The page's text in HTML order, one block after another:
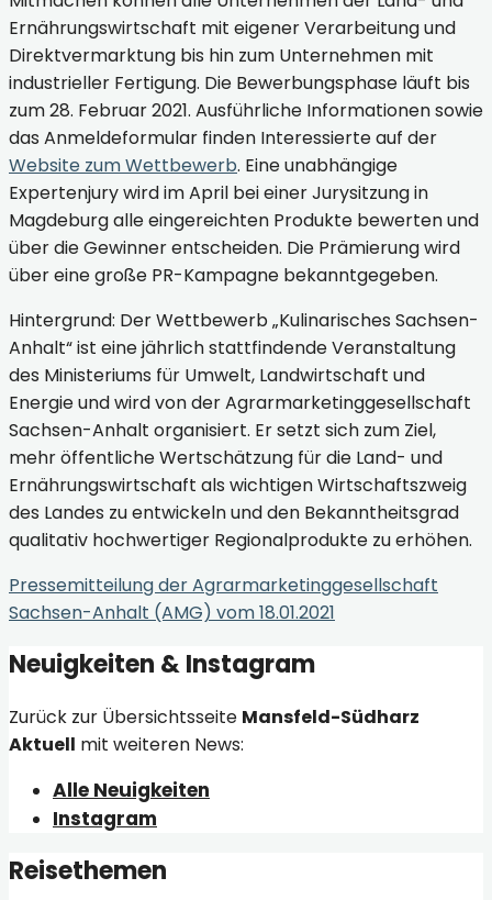
Ernährungswirtschaft mit eigener Verarbeitung und
Direktvermarktung bis hin zum Unternehmen mit
industrieller Fertigung. Die Bewerbungsphase läuft bis
zum 28. Februar 2021. Ausführliche Informationen sowie
das Anmeldeformular finden Interessierte auf der
Website zum Wettbewerb. Eine unabhängige
Expertenjury wird im April bei einer Jurysitzung in
Magdeburg alle eingereichten Produkte bewerten und
über die Gewinner entscheiden. Die Prämierung wird
über eine große PR-Kampagne bekanntgegeben.
Hintergrund: Der Wettbewerb „Kulinarisches Sachsen-
Anhalt“ ist eine jährlich stattfindende Veranstaltung
des Ministeriums für Umwelt, Landwirtschaft und
Energie und wird von der Agrarmarketinggesellschaft
Sachsen-Anhalt organisiert. Er setzt sich zum Ziel,
mehr öffentliche Wertschätzung für die Land- und
Ernährungswirtschaft als wichtigen Wirtschaftszweig
des Landes zu entwickeln und den Bekanntheitsgrad
qualitativ hochwertiger Regionalprodukte zu erhöhen.
Pressemitteilung der Agrarmarketinggesellschaft
Sachsen-Anhalt (AMG) vom 18.01.2021
Neuigkeiten & Instagram
Zurück zur Übersichtsseite Mansfeld-Südharz
Aktuell mit weiteren News:
Alle Neuigkeiten
Instagram
Reisethemen